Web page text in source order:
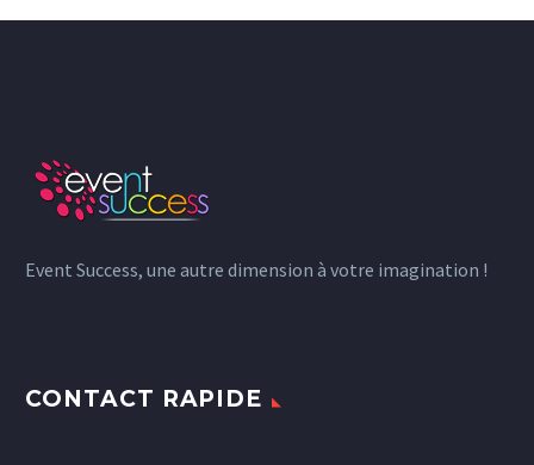
Event Success, une autre dimension à votre imagination !
CONTACT RAPIDE